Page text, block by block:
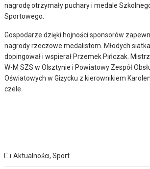
nagrodę otrzymały puchary i medale
Sportowego.
Gospodarze dzięki hojności sponsorów
nagrody rzeczowe medalistom. Młodych
dopingował i wspierał Przemek Pińczak.
W-M SZS w Olsztynie i Powiatowy Zespół
Oświatowych w Giżycku z kierownikiem
czele.
Aktualności,Sport